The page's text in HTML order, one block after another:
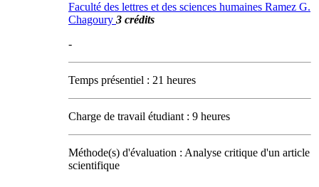
Faculté des lettres et des sciences humaines Ramez G.
Chagoury 3 crédits
-
Temps présentiel : 21 heures
Charge de travail étudiant : 9 heures
Méthode(s) d'évaluation : Analyse critique d'un article
scientifique